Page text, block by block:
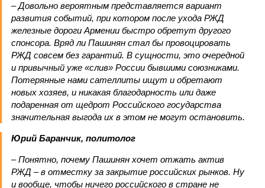
– Довольно вероятным представляется вариант
развития событий, при котором после ухода РЖД
железные дороги Армении быстро обретут другого
спонсора. Вряд ли Пашинян стал бы провоцировать
РЖД совсем без гарантий. В сущности, это очередной
и привычный уже «слив» России бывшими союзниками.
Потерянные нами сателлиты ищут и обретают
новых хозяев, и никакая благодарность или даже
подаренная от щедрот Российского государства
значительная выгода их в этом не могут остановить.
Юрий Баранчик, политолог
– Понятно, почему Пашинян хочет отжать актив
РЖД – в отместку за закрытие российских рынков. Ну
и вообще, чтобы ничего российского в стране не